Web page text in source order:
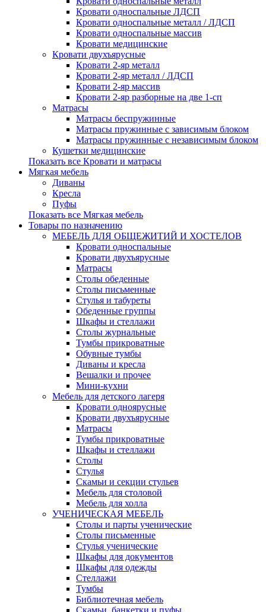
Кровати односпальные ЛДСП
Кровати односпальные металл / ЛДСП
Кровати односпальные массив
Кровати медицинские
Кровати двухъярусные
Кровати 2-яр металл
Кровати 2-яр металл / ЛДСП
Кровати 2-яр массив
Кровати 2-яр разборные на две 1-сп
Матрасы
Матрасы беспружинные
Матрасы пружинные с зависимым блоком
Матрасы пружинные с независимым блоком
Кушетки медицинские
Показать все Кровати и матрасы
Мягкая мебель
Диваны
Кресла
Пуфы
Показать все Мягкая мебель
Товары по назначению
МЕБЕЛЬ ДЛЯ ОБЩЕЖИТИЙ И ХОСТЕЛОВ
Кровати односпальные
Кровати двухъярусные
Матрасы
Столы обеденные
Столы письменные
Стулья и табуреты
Обеденные группы
Шкафы и стеллажи
Столы журнальные
Тумбы прикроватные
Обувные тумбы
Диваны и кресла
Вешалки и прочее
Мини-кухни
Мебель для детского лагеря
Кровати одноярусные
Кровати двухъярусные
Матрасы
Тумбы прикроватные
Шкафы и стеллажи
Столы
Стулья
Скамьи и секции стульев
Мебель для столовой
Мебель для холла
УЧЕНИЧЕСКАЯ МЕБЕЛЬ
Столы и парты ученические
Столы письменные
Стулья ученические
Шкафы для документов
Шкафы для одежды
Стеллажи
Тумбы
Библиотечная мебель
Скамьи, банкетки и пуфы